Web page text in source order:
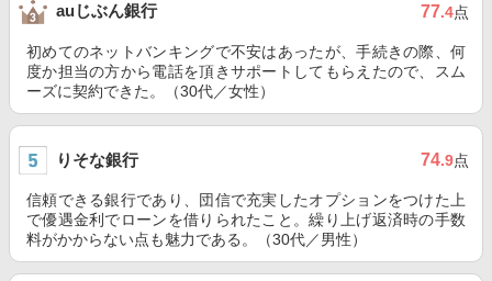
auじぶん銀行 77.4点
初めてのネットバンキングで不安はあったが、手続きの際、何
度か担当の方から電話を頂きサポートしてもらえたので、スム
ーズに契約できた。（30代／女性）
りそな銀行 74.9点
信頼できる銀行であり、団信で充実したオプションをつけた上
で優遇金利でローンを借りられたこと。繰り上げ返済時の手数
料がかからない点も魅力である。（30代／男性）